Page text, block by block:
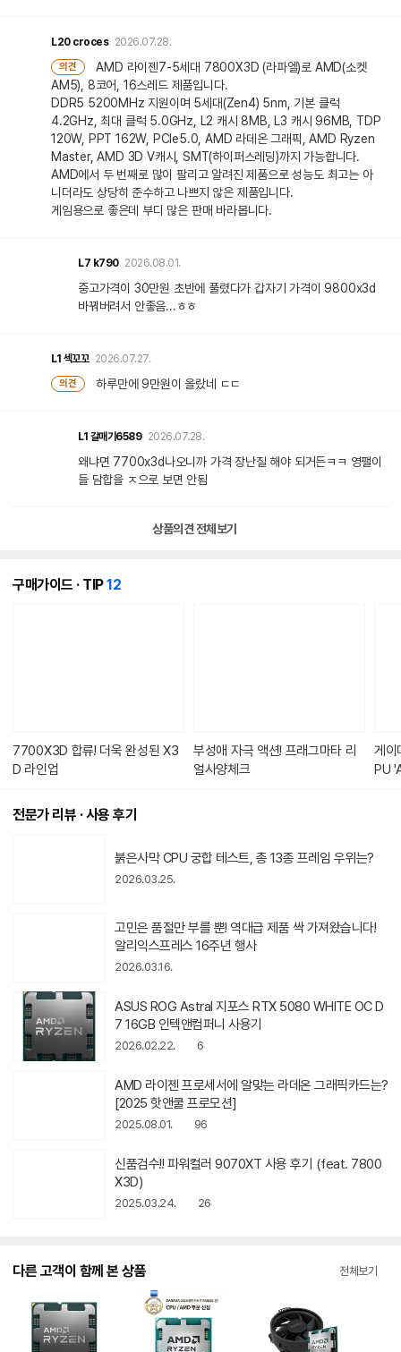
L20 croces 2026.07.28.
의견
AMD 라이젠7-5세대 7800X3D (라파엘)로 AMD(소켓
AM5), 8코어, 16스레드 제품입니다.
DDR5 5200MHz 지원이며 5세대(Zen4) 5nm, 기본 클럭
4.2GHz, 최대 클럭 5.0GHz, L2 캐시 8MB, L3 캐시 96MB, TDP
120W, PPT 162W, PCIe5.0, AMD 라데온 그래픽, AMD Ryzen
Master, AMD 3D V캐시, SMT(하이퍼스레딩)까지 가능합니다.
AMD에서 두 번째로 많이 팔리고 알려진 제품으로 성능도 최고는 아
니더라도 상당히 준수하고 나쁘지 않은 제품입니다.
게임용으로 좋은데 부디 많은 판매 바라봅니다.
L7 k790 2026.08.01.
중고가격이 30만원 초반에 풀렸다가 갑자기 가격이 9800x3d
바꿔버려서 안좋음...ㅎㅎ
L1 섹꼬꼬 2026.07.27.
의견 하루만에 9만원이 올랐네 ㄷㄷ
L1 갈매기6589 2026.07.28.
왜냐면 7700x3d나오니까 가격 장난질 해야 되거든ㅋㅋ 영팰이
들 담합을 ㅈ으로 보면 안됨
상품의견 전체보기
구매가이드 · TIP12개
7700X3D 합류! 더욱 완성된 X3
D 라인업
부성애 자극 액션! 프래그마타 리
얼사양체크
게이
PU
전문가 리뷰 · 사용 후기
붉은사막 CPU 궁합 테스트, 총 13종 프레임 우위는?
2026.03.25.
콘
고민은 품절만 부를 뿐! 역대급 제품 싹 가져왔습니다!
알리익스프레스 16주년 행사
2026.03.16.
ASUS ROG Astral 지포스 RTX 5080 WHITE OC D
7 16GB 인텍앤컴퍼니 사용기
2026.02.22. 6
AMD 라이젠 프로세서에 알맞는 라데온 그래픽카드는?
[2025 핫앤쿨 프로모션]
2025.08.01. 96
신품검수!! 파워컬러 9070XT 사용 후기 (feat. 7800
X3D)
2025.03.24. 26
다른 고객이 함께 본 상품 전체보기